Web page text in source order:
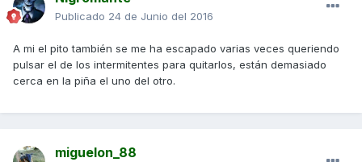
Publicado 24 de Junio del 2016
A mi el pito también se me ha escapado varias veces queriendo
pulsar el de los intermitentes para quitarlos, están demasiado
cerca en la piña el uno del otro.
miguelon_88